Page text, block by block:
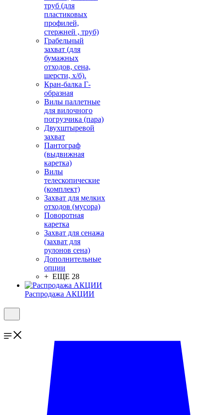
труб (для
пластиковых
профилей,
стержней , труб)
Грабельный
захват (для
бумажных
отходов, сена,
шерсти, х/б).
Кран-балка Г-
образная
Вилы паллетные
для вилочного
погрузчика (пара)
Двухштыревой
захват
Пантограф
(выдвижная
каретка)
Вилы
телескопические
(комплект)
Захват для мелких
отходов (мусора)
Поворотная
каретка
Захват для сенажа
(захват для
рулонов сена)
Дополнительные
опции
+ ЕЩЕ 28
Распродажа АКЦИИ